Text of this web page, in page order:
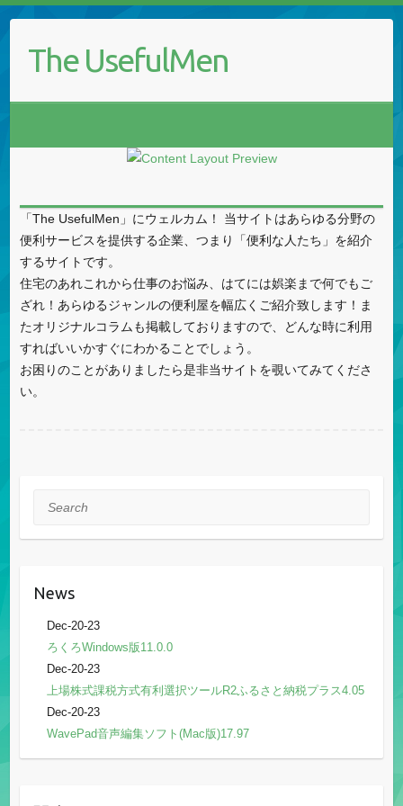
The UsefulMen
「The UsefulMen」にウェルカム！ 当サイトはあらゆる分野の
便利サービスを提供する企業、つまり「便利な人たち」を紹介
するサイトです。
住宅のあれこれから仕事のお悩み、はてには娯楽まで何でもご
ざれ！あらゆるジャンルの便利屋を幅広くご紹介致します！ま
たオリジナルコラムも掲載しておりますので、どんな時に利用
すればいいかすぐにわかることでしょう。
お困りのことがありましたら是非当サイトを覗いてみてくださ
い。
Search
News
Dec-20-23
ろくろWindows版11.0.0
Dec-20-23
上場株式課税方式有利選択ツールR2ふるさと納税プラス4.05
Dec-20-23
WavePad音声編集ソフト(Mac版)17.97